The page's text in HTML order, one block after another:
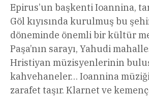
Epirus’un başkenti Ioannina,
Göl kıyısında kurulmuş bu
döneminde önemli bir kültür
Paşa’nın sarayı, Yahudi
Hristiyan müzisyenlerinin
kahvehaneler… Ioannina
zarafet taşır. Klarnet ve